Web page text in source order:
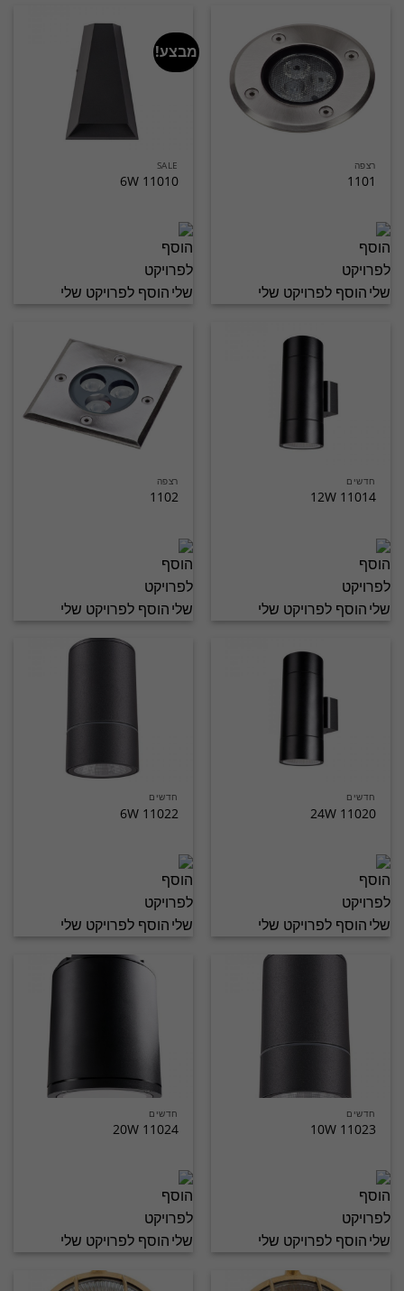
רצפה
1101
הוסף לפרויקט שלי
מבצע!
SALE
11010 6W
הוסף לפרויקט שלי
חדשים
11014 12W
הוסף לפרויקט שלי
רצפה
1102
הוסף לפרויקט שלי
חדשים
11020 24W
הוסף לפרויקט שלי
חדשים
11022 6W
הוסף לפרויקט שלי
חדשים
11023 10W
הוסף לפרויקט שלי
חדשים
11024 20W
הוסף לפרויקט שלי